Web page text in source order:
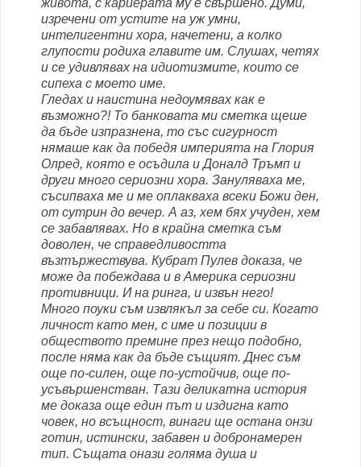
изречени от устите на уж умни,
интелигентни хора, начетени, а колко
глупости родиха главите им. Слушах, четях
и се удивлявах на идиотизмите, които се
сипеха с моето име.
Гледах и наистина недоумявах как е
възможно?! То банковата ми сметка щеше
да бъде изпразнена, то със сигурност
нямаше как да победя империята на Глория
Олред, която е осъдила и Доналд Тръмп и
други много сериозни хора. Зануляваха ме,
съсипваха ме и ме оплакваха всеки Божи ден,
от сутрин до вечер. А аз, хем бях учуден, хем
се забавлявах. Но в крайна сметка съм
доволен, че справедливостта
възтържествува. Кубрат Пулев доказа, че
може да побеждава и в Америка сериозни
противници. И на ринга, и извън него!
Много поуки съм извлякъл за себе си. Когато
личност като мен, с име и позиции в
обществото премине през нещо подобно,
после няма как да бъде същият. Днес съм
още по-силен, още по-устойчив, още по-
усъвършенстван. Тази деликатна история
ме доказа още един път и издигна като
човек, но всъщност, винаги ще остана онзи
готин, истински, забавен и добронамерен
тип. Същата онази голяма душа и